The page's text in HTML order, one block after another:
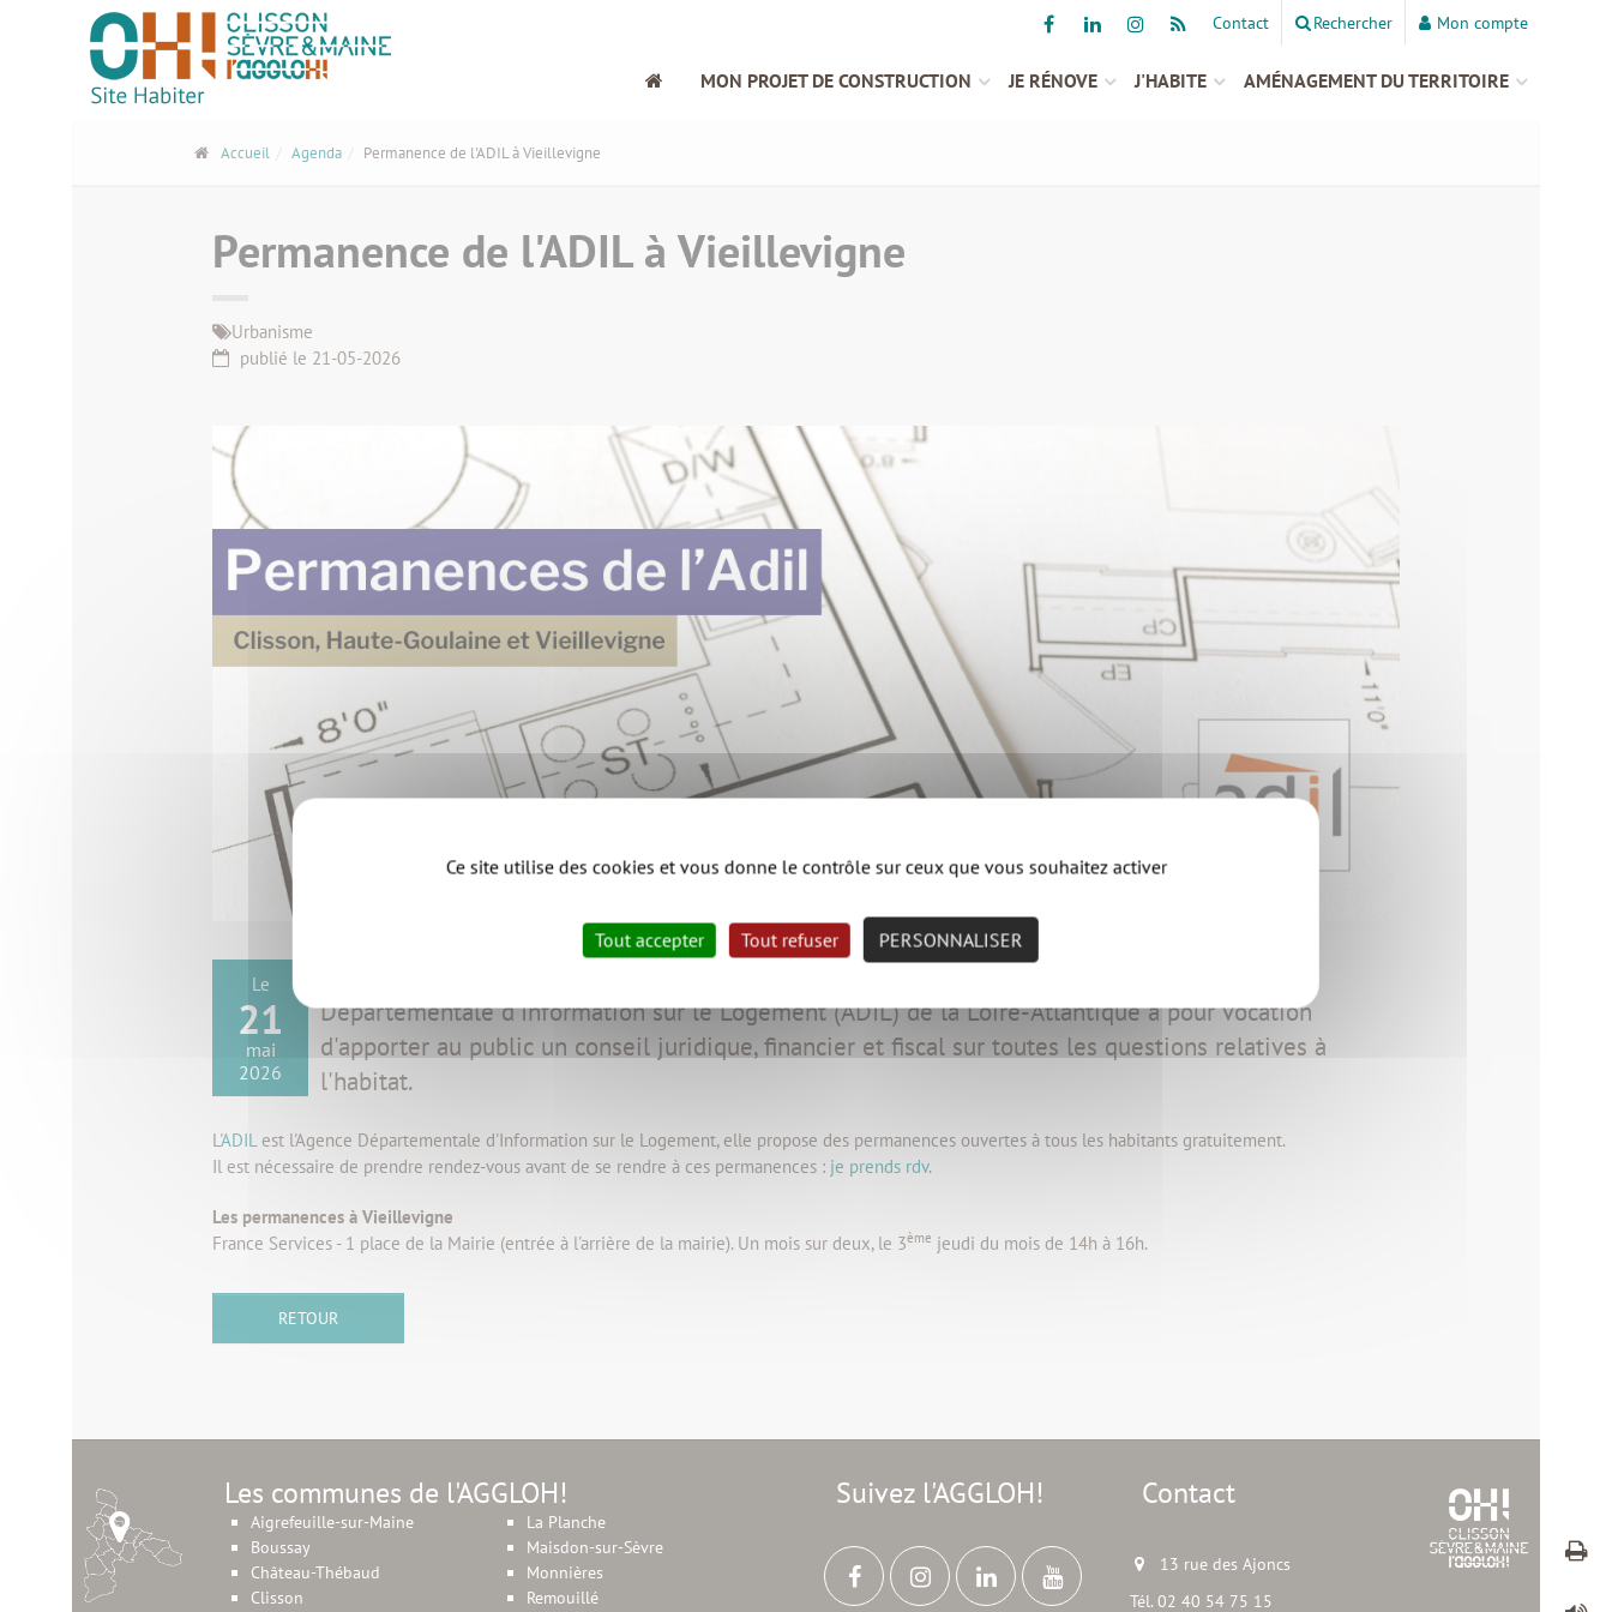
Contact Rechercher Mon compte
MON PROJET DE CONSTRUCTION JE RÉNOVE J'HABITE AMÉNAGEMENT DU TERRITOIRE
Accueil Agenda Permanence de l'ADIL à Vieillevigne
Permanence de l'ADIL à Vieillevigne
Urbanisme
publié le 21-05-2026
Le
21
mai
2026
Départementale d'Information sur le Logement (ADIL) de la Loire-Atlantique a pour vocation
d'apporter au public un conseil juridique, financier et fiscal sur toutes les questions relatives à
l'habitat.
L'ADILest l'Agence Départementale d'Information sur le Logement, elle propose des permanences ouvertes à tous les habitants gratuitement.
Il est nécessaire de prendre rendez-vous avant de se rendre à ces permanences : je prends rdv.
Les permanences à Vieillevigne
France Services - 1 place de la Mairie (entrée à l'arrière de la mairie). Un mois sur deux, le 3ème jeudi du mois de 14h à 16h.
RETOUR
Les communes de l'AGGLOH!
Aigrefeuille-sur-Maine
Boussay
Château-Thébaud
Clisson
La Planche
Maisdon-sur-Sèvre
Monnières
Remouillé
Suivez l'AGGLOH! Contact
13 rue des Ajoncs
Tél. 02 40 54 75 15
Panneau de gestion des cookies
Ce site utilise des cookies et vous donne le contrôle sur ceux que vous souhaitez activer
Tout accepter Tout refuser PERSONNALISER